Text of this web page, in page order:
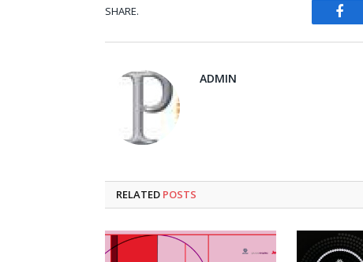
SHARE.
ADMIN
RELATED POSTS